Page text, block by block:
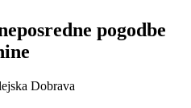
pogodbe
Dobrava